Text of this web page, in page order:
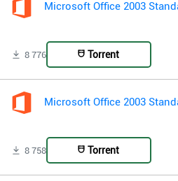
Microsoft Office 2003
8 776 Torrent
Microsoft Office 2003
8 758 Torrent